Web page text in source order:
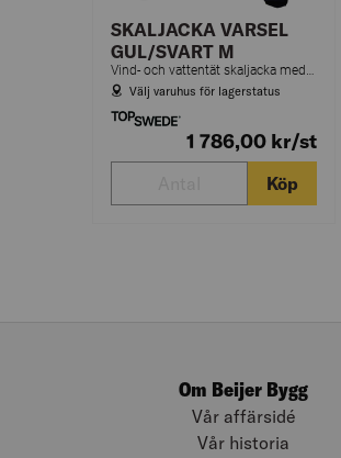
SKALJACKA VARSEL
GUL/SVART M
Välj varuhus för lagerstatus
1 786,00 kr/st
Köp
Om Beijer Bygg
Vår affärsidé
Vår historia